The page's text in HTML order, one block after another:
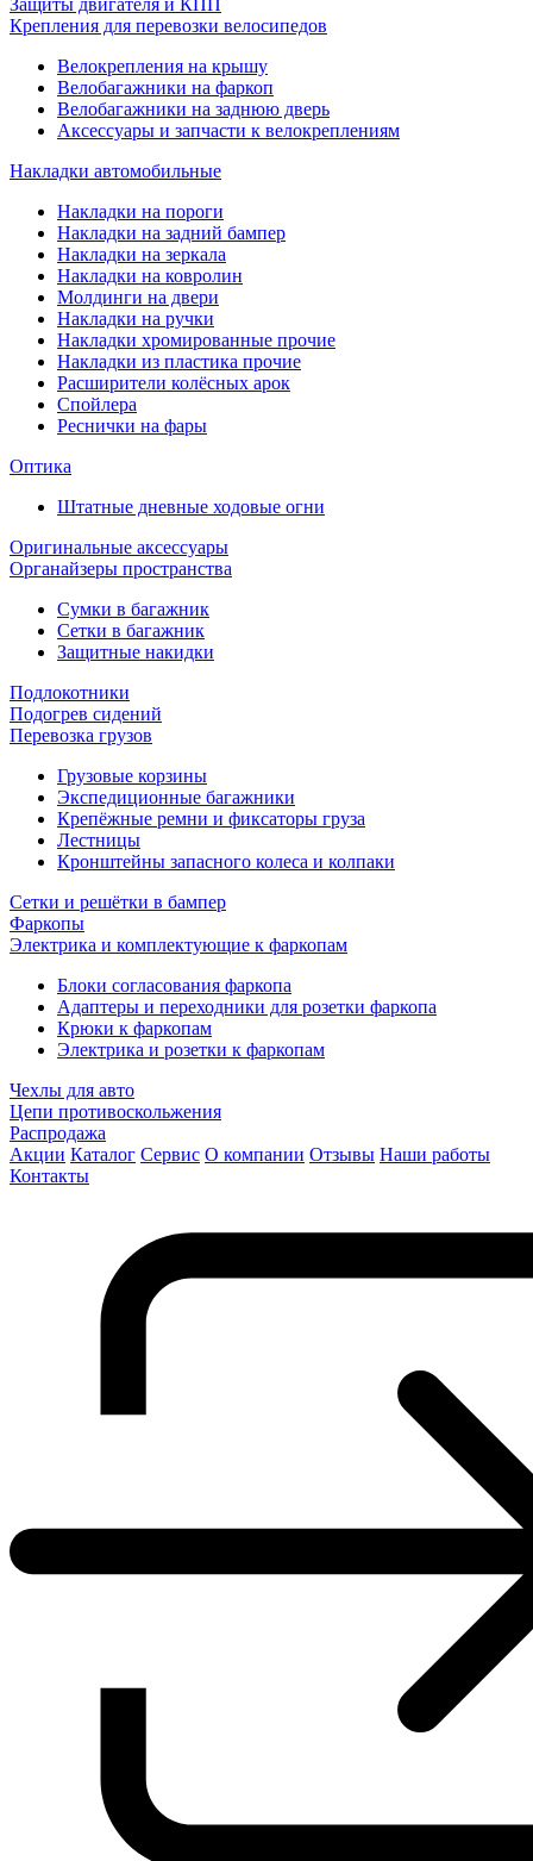
Защиты двигателя и КПП
Крепления для перевозки велосипедов
Велокрепления на крышу
Велобагажники на фаркоп
Велобагажники на заднюю дверь
Аксессуары и запчасти к велокреплениям
Накладки автомобильные
Накладки на пороги
Накладки на задний бампер
Накладки на зеркала
Накладки на ковролин
Молдинги на двери
Накладки на ручки
Накладки хромированные прочие
Накладки из пластика прочие
Расширители колёсных арок
Спойлера
Реснички на фары
Оптика
Штатные дневные ходовые огни
Оригинальные аксессуары
Органайзеры пространства
Сумки в багажник
Сетки в багажник
Защитные накидки
Подлокотники
Подогрев сидений
Перевозка грузов
Грузовые корзины
Экспедиционные багажники
Крепёжные ремни и фиксаторы груза
Лестницы
Кронштейны запасного колеса и колпаки
Сетки и решётки в бампер
Фаркопы
Электрика и комплектующие к фаркопам
Блоки согласования фаркопа
Адаптеры и переходники для розетки фаркопа
Крюки к фаркопам
Электрика и розетки к фаркопам
Чехлы для авто
Цепи противоскольжения
Распродажа
Акции Каталог Сервис О компании Отзывы Наши работы
Контакты